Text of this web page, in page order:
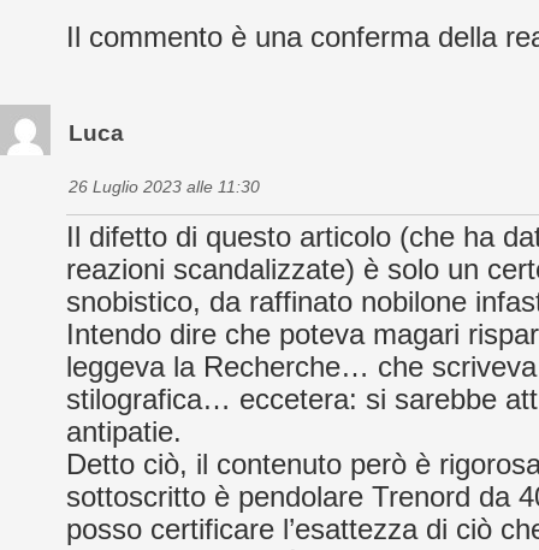
Il commento è una conferma della
Luca
26 Luglio 2023 alle 11:30
Il difetto di questo articolo (che ha
reazioni scandalizzate) è solo un
snobistico, da raffinato nobilone
Intendo dire che poteva magari
leggeva la Recherche… che
stilografica… eccetera: si sarebbe
antipatie.
Detto ciò, il contenuto però è
sottoscritto è pendolare Trenord da
posso certificare l’esattezza di ciò